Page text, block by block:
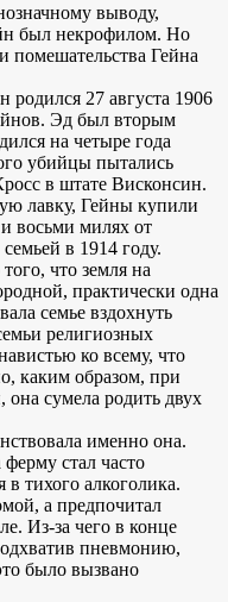
выводу,
был некрофилом. Но
помешательства Гейна
27 августа 1906
Эд был вторым
на четыре года
убийцы пытались
в штате Висконсин.
лавку, Гейны купили
восьми милях от
в 1914 году.
что земля на
практически одна
семье вздохнуть
религиозных
ко всему, что
каким образом, при
сумела родить двух
именно она.
стал часто
в тихого алкоголика.
а предпочитал
Из-за чего в конце
пневмонию,
было вызвано